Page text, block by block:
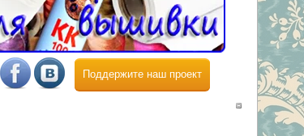
Поддержите наш проект